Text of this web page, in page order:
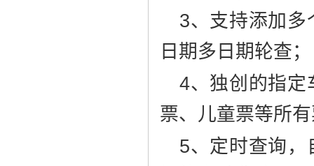
3、支持添加多
日期多日期轮查；
4、独创的指定
票、儿童票等所
5、定时查询，